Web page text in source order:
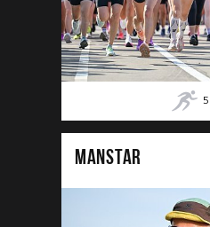
5
MANSTAR